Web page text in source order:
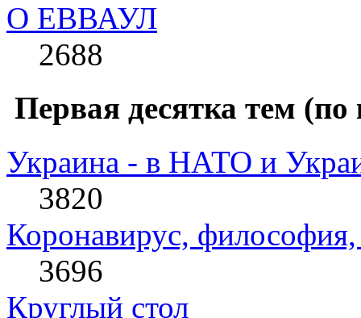
О ЕВВАУЛ
2688
Первая десятка тем (по
Украина - в НАТО и
3820
Коронавирус, философия,
3696
Круглый стол